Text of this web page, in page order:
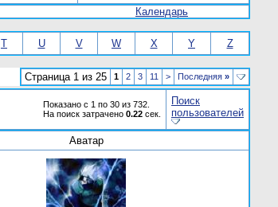
Календарь
T U V W X Y Z
Страница 1 из 25 1 2 3 11 > Последняя »
Показано с 1 по 30 из 732.
На поиск затрачено 0.22 сек.
Поиск
пользователей
Аватар